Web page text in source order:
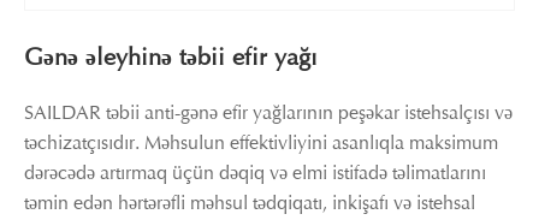
Gənə əleyhinə təbii efir yağı
SAILDAR təbii anti-gənə efir yağlarının peşəkar istehsalçısı və
təchizatçısıdır. Məhsulun effektivliyini asanlıqla maksimum
dərəcədə artırmaq üçün dəqiq və elmi istifadə təlimatlarını
təmin edən hərtərəfli məhsul tədqiqatı, inkişafı və istehsal